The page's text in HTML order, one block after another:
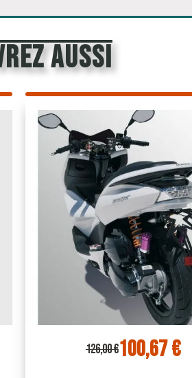
aussi
112,00 €89,49 €